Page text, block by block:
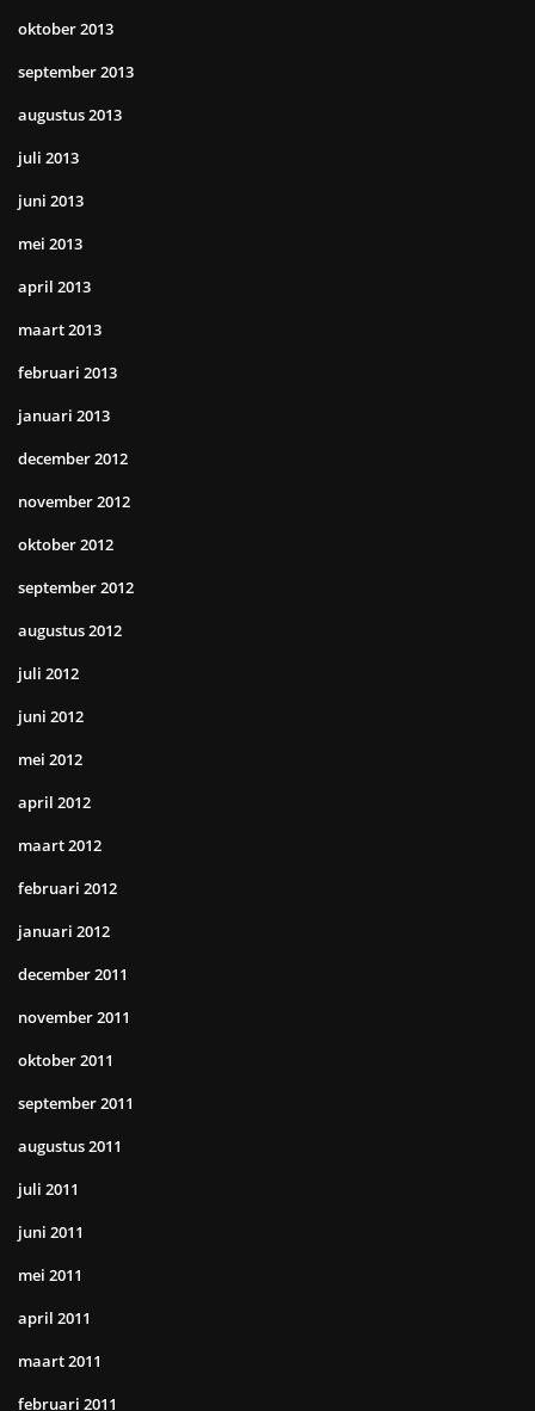
oktober 2013
september 2013
augustus 2013
juli 2013
juni 2013
mei 2013
april 2013
maart 2013
februari 2013
januari 2013
december 2012
november 2012
oktober 2012
september 2012
augustus 2012
juli 2012
juni 2012
mei 2012
april 2012
maart 2012
februari 2012
januari 2012
december 2011
november 2011
oktober 2011
september 2011
augustus 2011
juli 2011
juni 2011
mei 2011
april 2011
maart 2011
februari 2011